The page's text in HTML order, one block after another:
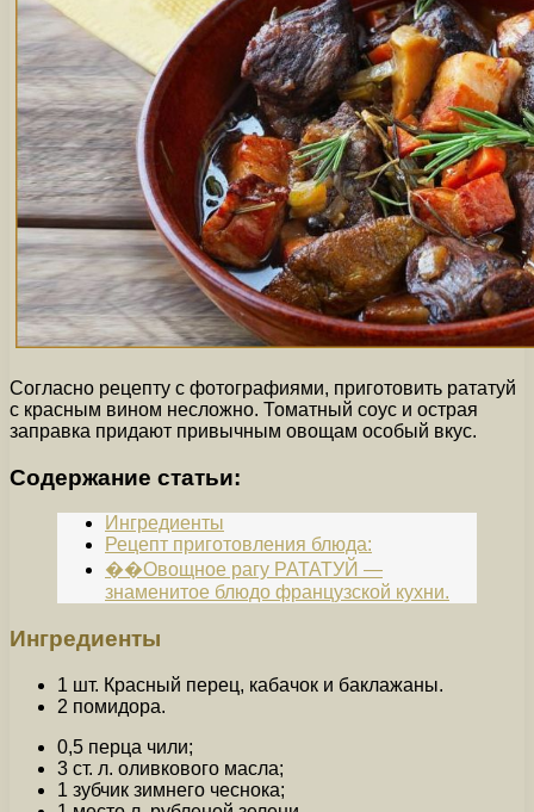
Согласно рецепту с фотографиями, приготовить рататуй
с красным вином несложно. Томатный соус и острая
заправка придают привычным овощам особый вкус.
Содержание статьи:
Ингредиенты
Рецепт приготовления блюда:
��Овощное рагу РАТАТУЙ —
знаменитое блюдо французской кухни.
Ингредиенты
1 шт. Красный перец, кабачок и баклажаны.
2 помидора.
0,5 перца чили;
3 ст. л. оливкового масла;
1 зубчик зимнего чеснока;